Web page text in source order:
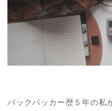
バックパッカー歴５年の私